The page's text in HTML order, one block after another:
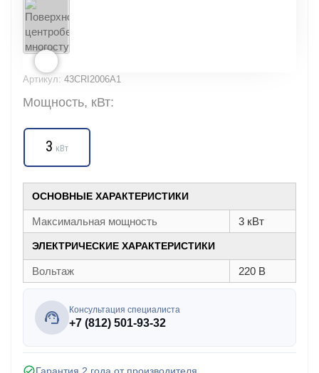
Артикул: 43CRI2006A1
Мощность, кВт:
3 кВт
ОСНОВНЫЕ ХАРАКТЕРИСТИКИ
Максимальная мощность 3 кВт
ЭЛЕКТРИЧЕСКИЕ ХАРАКТЕРИСТИКИ
Вольтаж 220 В
Консультация специалиста
+7 (812) 501-93-32